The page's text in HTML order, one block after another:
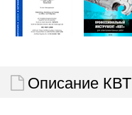
Описание КВТ